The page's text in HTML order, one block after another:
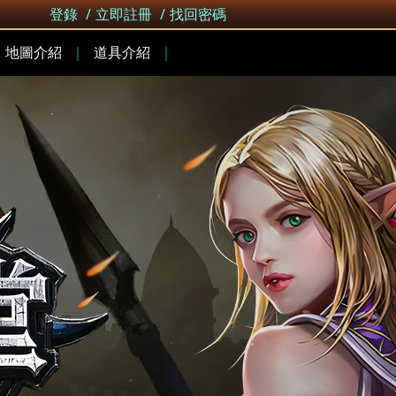
登錄 / 立即註冊 / 找回密碼